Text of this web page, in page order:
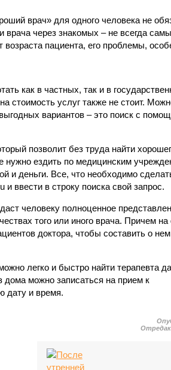
врач» для одного человека не
через знакомых – не всегда
возраста пациента, его проблемы,
как в частных, так и в
стоимость услуг также не стоит.
вариантов – это поиск с
позволит без труда найти
нужно ездить по медицинским
и деньги. Все, что необходимо
и ввести в строку поиска свой запрос.
человеку полноценное
того или иного врача. Причем на
доктора, чтобы составить о нем
легко и быстро найти терапевта
можно записаться на прием к
дату и время.